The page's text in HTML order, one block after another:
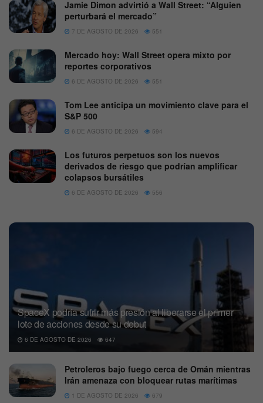
Jamie Dimon advirtió a Wall Street: “Alguien
perturbará el mercado”
7 DE AGOSTO DE 2026 551
Mercado hoy: Wall Street opera mixto por
reportes corporativos
6 DE AGOSTO DE 2026 551
Tom Lee anticipa un movimiento clave para el
S&P 500
6 DE AGOSTO DE 2026 594
Los futuros perpetuos son los nuevos
derivados de riesgo que podrían amplificar
colapsos bursátiles
6 DE AGOSTO DE 2026 556
SpaceX podría sufrir más presión al liberarse el primer
lote de acciones desde su debut
6 DE AGOSTO DE 2026 647
Petroleros bajo fuego cerca de Omán mientras
Irán amenaza con bloquear rutas marítimas
1 DE AGOSTO DE 2026 679